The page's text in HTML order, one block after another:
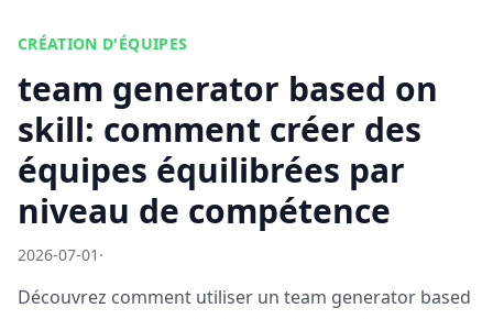
CRÉATION D'ÉQUIPES
team generator based on
skill: comment créer des
équipes équilibrées par
niveau de compétence
2026-07-01 ·
Découvrez comment utiliser un team generator based